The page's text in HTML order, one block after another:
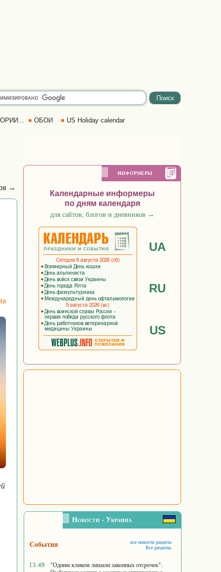
ОБОИ US Holiday calendar
→
ИНФОРМЕРЫ
Календарные информеры
по дням календаря
для сайтов, блогов и дневников →
UA
RU
US
Новости - Украина
События
все новости раздела
Все разделы
13:49
"Одним кликом лишали законных отсрочек":